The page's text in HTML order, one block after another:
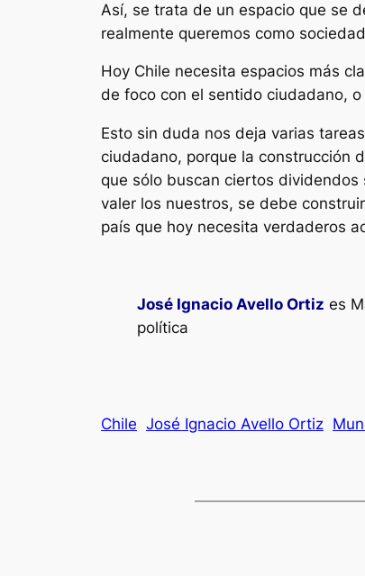
Así, se trata de un espacio que se
realmente queremos como
Hoy Chile necesita espacios más
de foco con el sentido ciudadano,
Esto sin duda nos deja varias
ciudadano, porque la construcción
que sólo buscan ciertos
valer los nuestros, se debe
país que hoy necesita verdaderos
José Ignacio Avello Ortiz es
política
Chile José Ignacio Avello Ortiz